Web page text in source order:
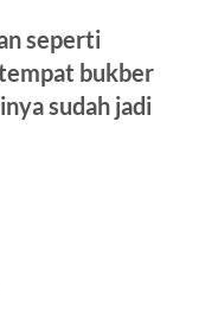
seperti
bukber
sudah jadi